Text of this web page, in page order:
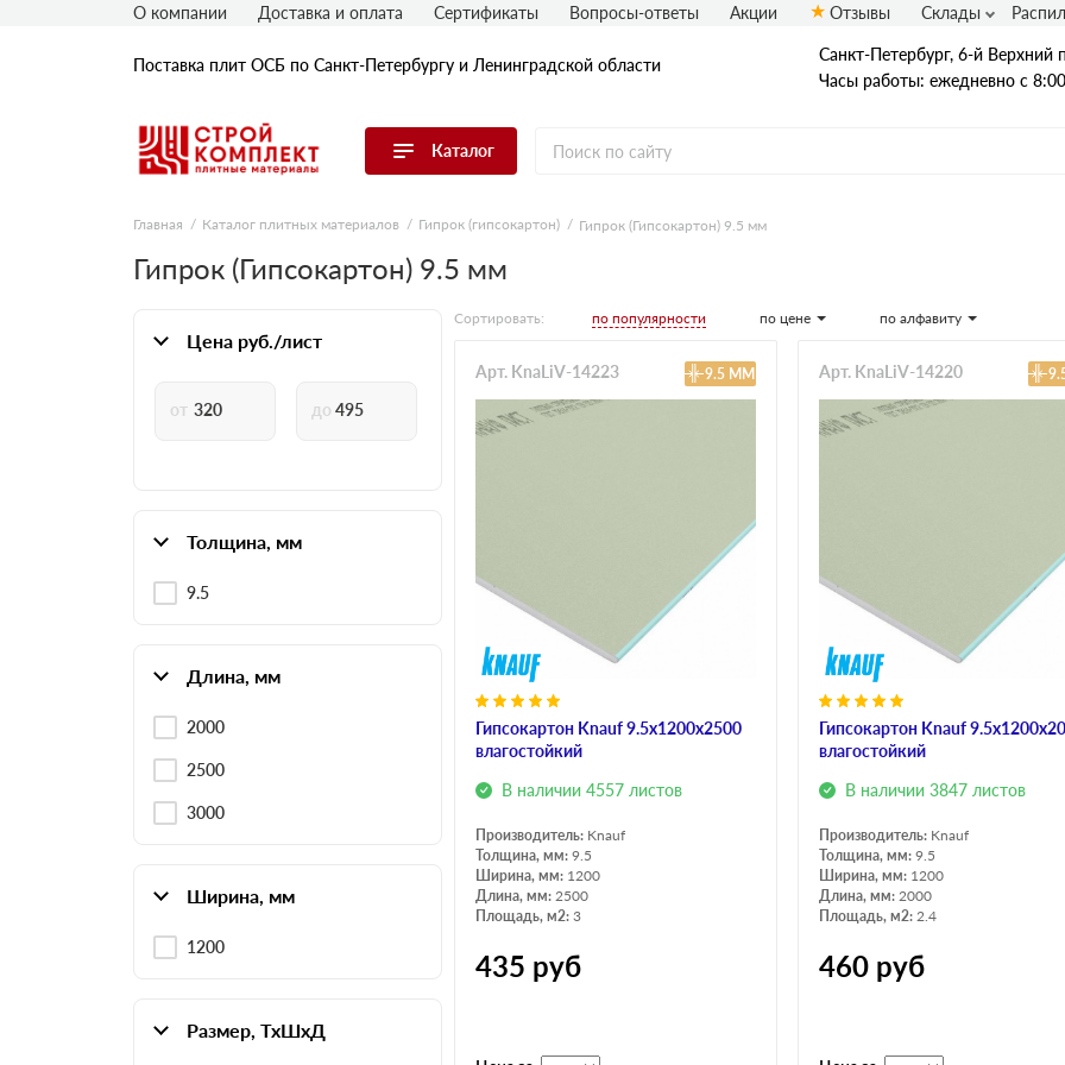
Поставка плит ОСБ по Санкт-Петербургу и Ленинградской области
Санкт-Петербург, 6-й Верхний
Часы работы: ежедневно с
Каталог
Перейти в каталог
OSB плиты
ГВЛ (гипсоволокнистые плиты)
Фибролитовые плиты
Муром
О компании Доставка и оплата Сертификаты Вопросы-ответы Акции Отзывы Склады Распил
Главная Каталог плитных материалов Гипрок (гипсокартон) Гипрок (Гипсокартон) 9.5 мм
Гипрок (Гипсокартон) 9.5 мм
Цена руб./лист
Толщина, мм
9.5
Длина, мм
2000
2500
3000
Ширина, мм
1200
Размер, ТхШхД
Сортировать: по популярности по цене по алфавиту
Гипсокартон Knauf 9.5x1200x2500
влагостойкий
В наличии 4557 листов
Арт. KnaLiV-14223 9.5 ММ
Производитель: Knauf
Толщина, мм: 9.5
Ширина, мм: 1200
Длина, мм: 2500
Площадь, м2: 3
435 руб
Гипсокартон Knauf
влагостойкий
В наличии 3847 листов
Арт. KnaLiV-14220
Производитель: Knauf
Толщина, мм: 9.5
Ширина, мм: 1200
Длина, мм: 2000
Площадь, м2: 2.4
460 руб